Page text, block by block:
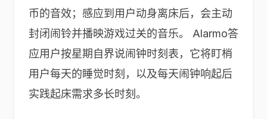
币的音效；感应到用户动身离床后，会主动
封闭闹铃并播映游戏过关的音乐。 Alarmo答
应用户按星期自界说闹钟时刻表，它将盯梢
用户每天的睡觉时刻，以及每天闹钟响起后
实践起床需求多长时刻。